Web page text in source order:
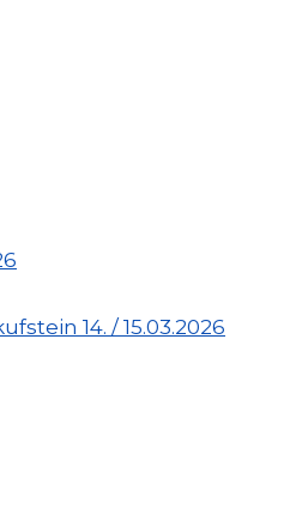
14. / 15.03.2026